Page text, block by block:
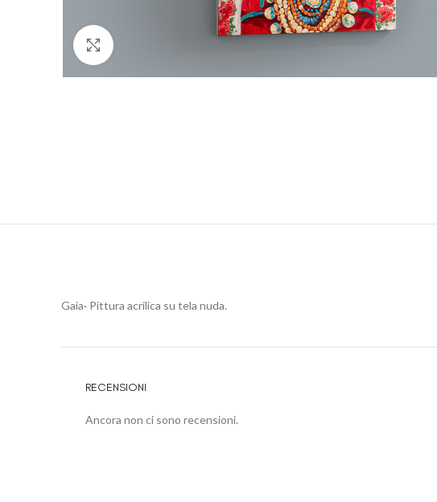
Gaia· Pittura acrilica su tela nuda.
RECENSIONI
Ancora non ci sono recensioni.